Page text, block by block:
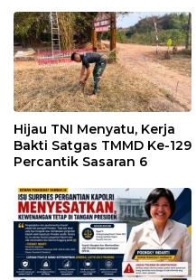
Hijau TNI Menyatu, Kerja
Bakti Satgas TMMD Ke-129
Percantik Sasaran 6